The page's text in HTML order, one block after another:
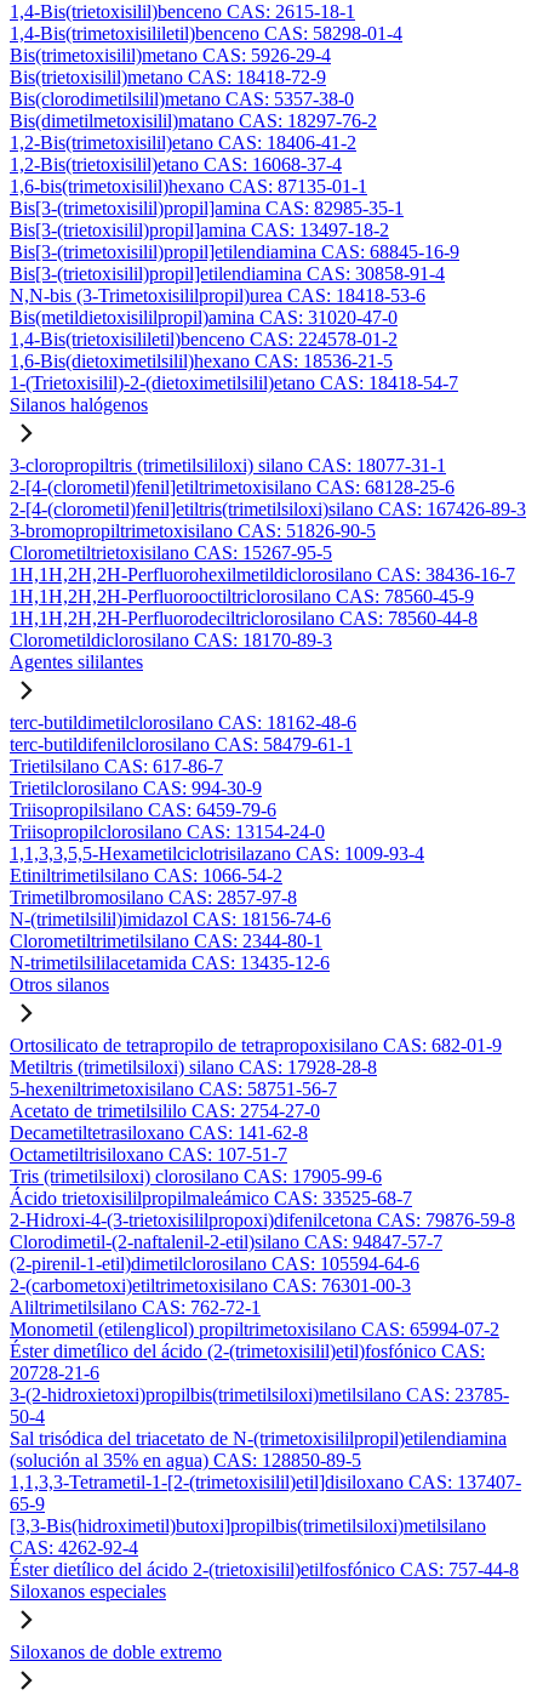
1,4-Bis(trietoxisilil)benceno CAS: 2615-18-1
1,4-Bis(trimetoxisililetil)benceno CAS: 58298-01-4
Bis(trimetoxisilil)metano CAS: 5926-29-4
Bis(trietoxisilil)metano CAS: 18418-72-9
Bis(clorodimetilsilil)metano CAS: 5357-38-0
Bis(dimetilmetoxisilil)matano CAS: 18297-76-2
1,2-Bis(trimetoxisilil)etano CAS: 18406-41-2
1,2-Bis(trietoxisilil)etano CAS: 16068-37-4
1,6-bis(trimetoxisilil)hexano CAS: 87135-01-1
Bis[3-(trimetoxisilil)propil]amina CAS: 82985-35-1
Bis[3-(trietoxisilil)propil]amina CAS: 13497-18-2
Bis[3-(trimetoxisilil)propil]etilendiamina CAS: 68845-16-9
Bis[3-(trietoxisilil)propil]etilendiamina CAS: 30858-91-4
N,N-bis (3-Trimetoxisililpropil)urea CAS: 18418-53-6
Bis(metildietoxisililpropil)amina CAS: 31020-47-0
1,4-Bis(trietoxisililetil)benceno CAS: 224578-01-2
1,6-Bis(dietoximetilsilil)hexano CAS: 18536-21-5
1-(Trietoxisilil)-2-(dietoximetilsilil)etano CAS: 18418-54-7
Silanos halógenos
3-cloropropiltris (trimetilsililoxi) silano CAS: 18077-31-1
2-[4-(clorometil)fenil]etiltrimetoxisilano CAS: 68128-25-6
2-[4-(clorometil)fenil]etiltris(trimetilsiloxi)silano CAS: 167426-89-3
3-bromopropiltrimetoxisilano CAS: 51826-90-5
Clorometiltrietoxisilano CAS: 15267-95-5
1H,1H,2H,2H-Perfluorohexilmetildiclorosilano CAS: 38436-16-7
1H,1H,2H,2H-Perfluorooctiltriclorosilano CAS: 78560-45-9
1H,1H,2H,2H-Perfluorodeciltriclorosilano CAS: 78560-44-8
Clorometildiclorosilano CAS: 18170-89-3
Agentes sililantes
terc-butildimetilclorosilano CAS: 18162-48-6
terc-butildifenilclorosilano CAS: 58479-61-1
Trietilsilano CAS: 617-86-7
Trietilclorosilano CAS: 994-30-9
Triisopropilsilano CAS: 6459-79-6
Triisopropilclorosilano CAS: 13154-24-0
1,1,3,3,5,5-Hexametilciclotrisilazano CAS: 1009-93-4
Etiniltrimetilsilano CAS: 1066-54-2
Trimetilbromosilano CAS: 2857-97-8
N-(trimetilsilil)imidazol CAS: 18156-74-6
Clorometiltrimetilsilano CAS: 2344-80-1
N-trimetilsililacetamida CAS: 13435-12-6
Otros silanos
Ortosilicato de tetrapropilo de tetrapropoxisilano CAS: 682-01-9
Metiltris (trimetilsiloxi) silano CAS: 17928-28-8
5-hexeniltrimetoxisilano CAS: 58751-56-7
Acetato de trimetilsililo CAS: 2754-27-0
Decametiltetrasiloxano CAS: 141-62-8
Octametiltrisiloxano CAS: 107-51-7
Tris (trimetilsiloxi) clorosilano CAS: 17905-99-6
Ácido trietoxisililpropilmaleámico CAS: 33525-68-7
2-Hidroxi-4-(3-trietoxisililpropoxi)difenilcetona CAS: 79876-59-8
Clorodimetil-(2-naftalenil-2-etil)silano CAS: 94847-57-7
(2-pirenil-1-etil)dimetilclorosilano CAS: 105594-64-6
2-(carbometoxi)etiltrimetoxisilano CAS: 76301-00-3
Aliltrimetilsilano CAS: 762-72-1
Monometil (etilenglicol) propiltrimetoxisilano CAS: 65994-07-2
Éster dimetílico del ácido (2-(trimetoxisilil)etil)fosfónico CAS:
20728-21-6
3-(2-hidroxietoxi)propilbis(trimetilsiloxi)metilsilano CAS: 23785-
50-4
Sal trisódica del triacetato de N-(trimetoxisililpropil)etilendiamina
(solución al 35% en agua) CAS: 128850-89-5
1,1,3,3-Tetrametil-1-[2-(trimetoxisilil)etil]disiloxano CAS: 137407-
65-9
[3,3-Bis(hidroximetil)butoxi]propilbis(trimetilsiloxi)metilsilano
CAS: 4262-92-4
Éster dietílico del ácido 2-(trietoxisilil)etilfosfónico CAS: 757-44-8
Siloxanos especiales
Siloxanos de doble extremo